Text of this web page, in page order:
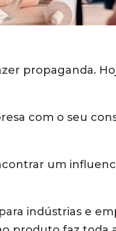
propaganda.
com o seu
um
indústrias e